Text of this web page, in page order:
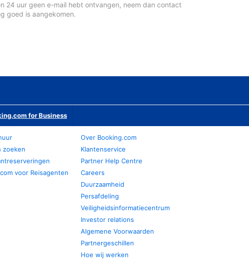
24 uur geen e-mail hebt ontvangen, neem dan contact
goed is aangekomen.
for Business
zoeken
voor Reisagenten
Over Booking.com
Klantenservice
Partner Help Centre
Careers
Duurzaamheid
Persafdeling
Veiligheidsinformatiecentrum
Investor relations
Algemene Voorwaarden
Partnergeschillen
Hoe wij werken